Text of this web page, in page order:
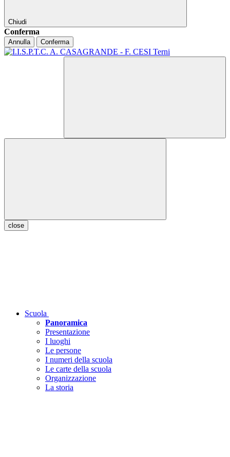
Chiudi
Conferma
Annulla Conferma
close
Scuola
Panoramica
Presentazione
I luoghi
Le persone
I numeri della scuola
Le carte della scuola
Organizzazione
La storia